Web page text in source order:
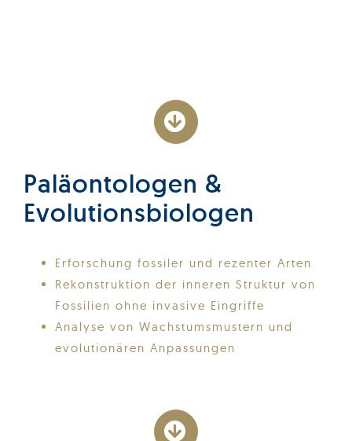
Paläontologen &
Evolutionsbiologen
Erforschung fossiler und rezenter Arten
Rekonstruktion der inneren Struktur von
Fossilien ohne invasive Eingriffe
Analyse von Wachstumsmustern und
evolutionären Anpassungen